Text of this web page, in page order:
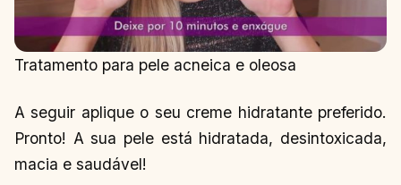
Tratamento para pele acneica e oleosa
A seguir aplique o seu creme hidratante preferido.
Pronto! A sua pele está hidratada, desintoxicada,
macia e saudável!